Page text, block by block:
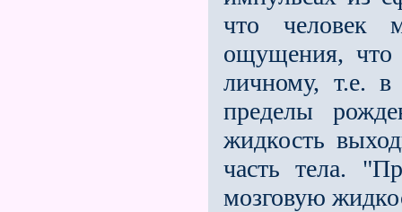
что человек
ощущения, что
личному, т.е.
пределы
жидкость
часть тела.
мозговую